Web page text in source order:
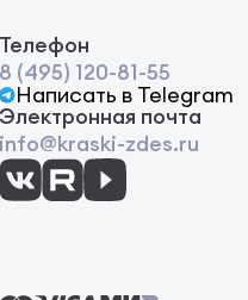
Телефон
8 (495) 120-81-55
Написать в Telegram
Электронная почта
info@kraski-zdes.ru